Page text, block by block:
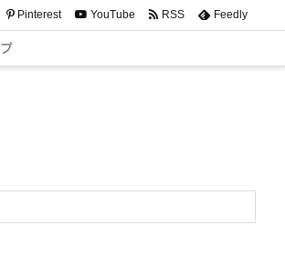
Pinterest YouTube RSS Feedly